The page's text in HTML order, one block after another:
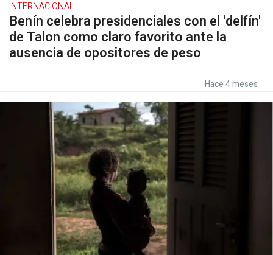
INTERNACIONAL
Benín celebra presidenciales con el 'delfín'
de Talon como claro favorito ante la
ausencia de opositores de peso
Hace 4 meses